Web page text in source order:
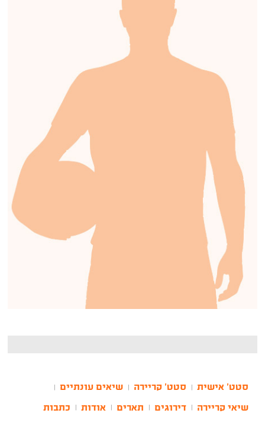
סטט' אישית סטט' קריירה שיאים עונתיים
שיאי קריירה דירוגים תארים אודות כתבות